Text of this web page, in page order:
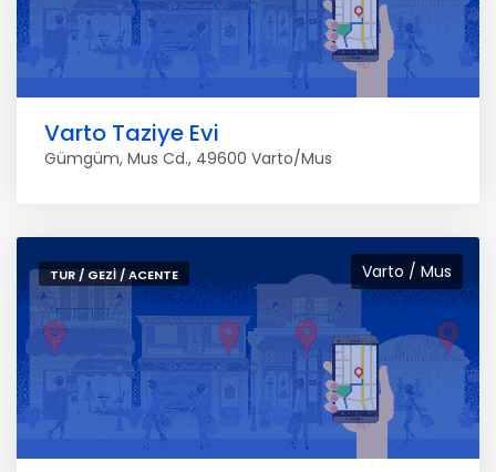
Varto Taziye Evi
Gümgüm, Mus Cd., 49600 Varto/Mus
Varto / Mus
TUR / GEZI / ACENTE